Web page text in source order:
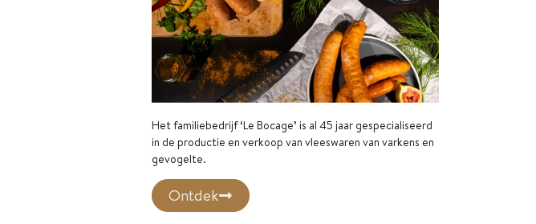
Het familiebedrijf ‘Le Bocage’ is al 45 jaar gespecialiseerd
in de productie en verkoop van vleeswaren van varkens en
gevogelte.
Ontdek